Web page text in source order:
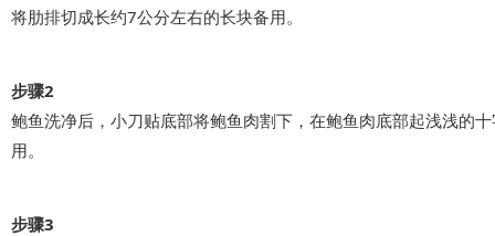
将肋排切成长约7公分左右的长块备用。
步骤2
鲍鱼洗净后，小刀贴底部将鲍鱼肉割下，在鲍鱼肉底部起浅浅的
用。
步骤3